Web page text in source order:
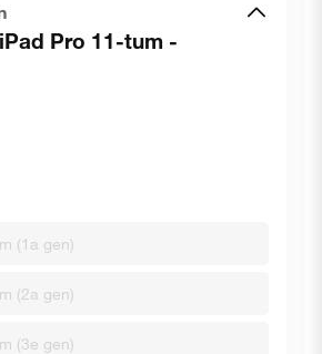
Pro 11-tum -
(1a gen)
(2a gen)
(3e gen)